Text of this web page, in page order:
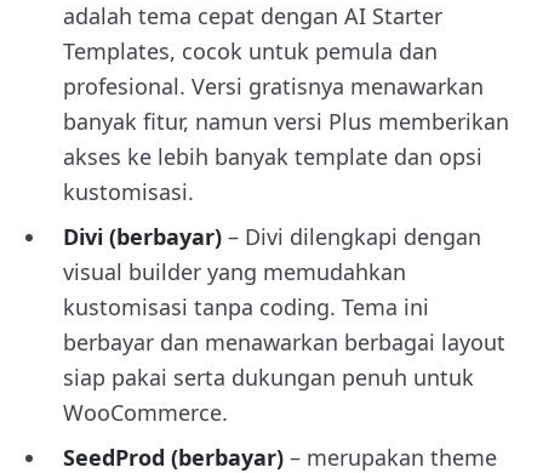
adalah tema cepat dengan AI Starter
Templates, cocok untuk pemula dan
profesional. Versi gratisnya menawarkan
banyak fitur, namun versi Plus memberikan
akses ke lebih banyak template dan opsi
kustomisasi.
Divi (berbayar) – Divi dilengkapi dengan
visual builder yang memudahkan
kustomisasi tanpa coding. Tema ini
berbayar dan menawarkan berbagai layout
siap pakai serta dukungan penuh untuk
WooCommerce.
SeedProd (berbayar) – merupakan theme